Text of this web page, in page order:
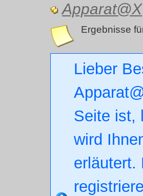
Apparat@X
Ergebnisse
Lieber
Seite ist,
wird
erläutert.